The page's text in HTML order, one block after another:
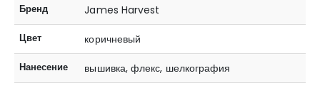
Бренд James Harvest
Цвет коричневый
Нанесение вышивка, флекс, шелкография